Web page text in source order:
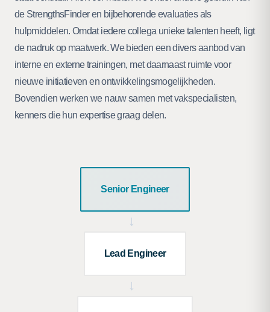
de StrengthsFinder en bijbehorende evaluaties als
hulpmiddelen. Omdat iedere collega unieke talenten heeft, ligt
de nadruk op maatwerk. We bieden een divers aanbod van
interne en externe trainingen, met daarnaast ruimte voor
nieuwe initiatieven en ontwikkelingsmogelijkheden.
Bovendien werken we nauw samen met vakspecialisten,
kenners die hun expertise graag delen.
Senior Engineer
→
Lead Engineer
→